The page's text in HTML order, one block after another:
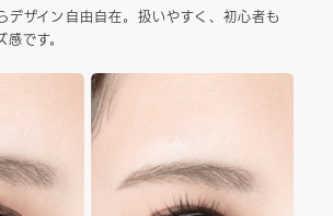
デザイン自由自在。扱いやすく、初心者も
です。